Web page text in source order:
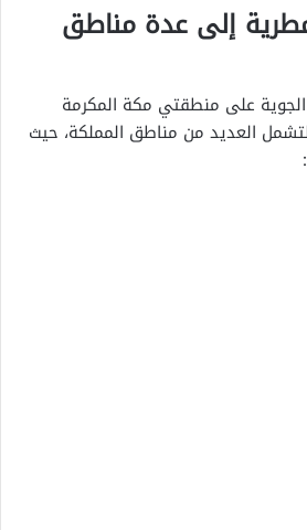
إلى عدة مناطق
الجوية على منطقتي مكة المكرمة
العديد من مناطق المملكة، حيث